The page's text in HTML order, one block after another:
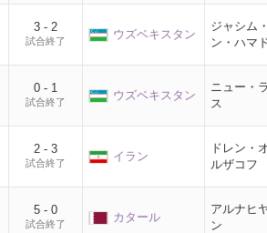
3 - 2
試合終了 ウズベキスタン
ジャシム
ン・ハマ
0 - 1
試合終了 ウズベキスタン
ニュー・
ス
2 - 3
試合終了 イラン
ドレン・
ルザコフ
5 - 0
試合終了 カタール
アルナヒ
ン